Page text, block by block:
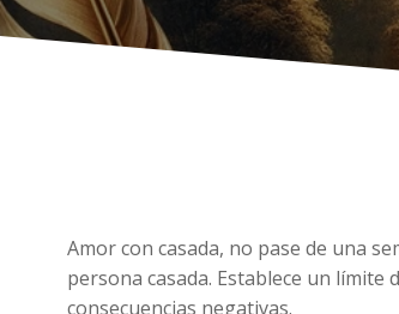
Amor con casada, no pase de una
persona casada. Establece un
consecuencias negativas.